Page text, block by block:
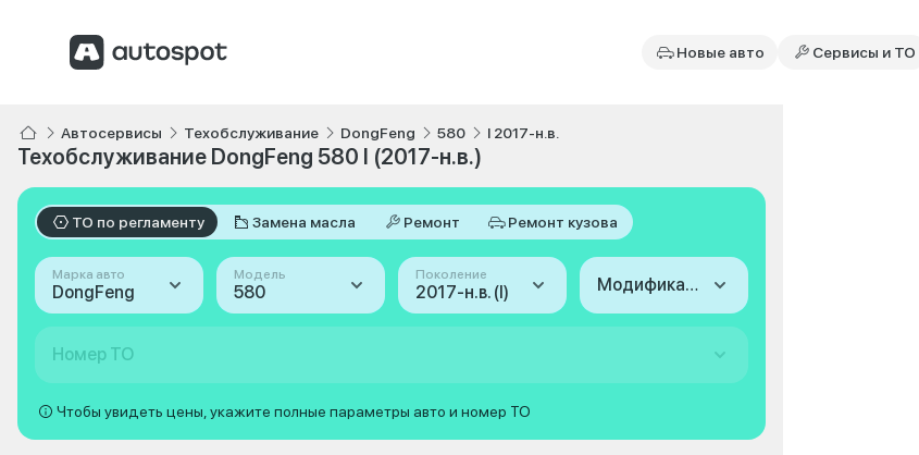
Новые авто Сервисы и ТО
Автосервисы Техобслуживание DongFeng 580 I 2017-н.в.
Техобслуживание DongFeng 580 I (2017-н.в.)
ТО по регламенту Замена масла Ремонт Ремонт кузова
Марка авто
DongFeng
Модель
580
Поколение
2017-н.в. (I) Модификация
Номер ТО
Чтобы увидеть цены, укажите полные параметры авто и номер ТО